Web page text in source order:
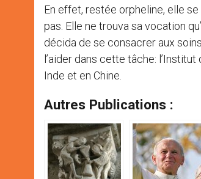
En effet, restée orpheline, elle
pas. Elle ne trouva sa vocation
décida de se consacrer aux
l’aider dans cette tâche:
Inde et en Chine.
Autres Publications :